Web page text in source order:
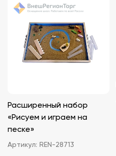
Расширенный набор
«Рисуем и играем на
песке»
Артикул: REN-28713